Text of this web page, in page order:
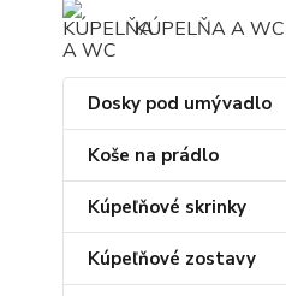
KÚPELŇA A WC
Dosky pod umývadlo
Koše na prádlo
Kúpeľňové skrinky
Kúpeľňové zostavy